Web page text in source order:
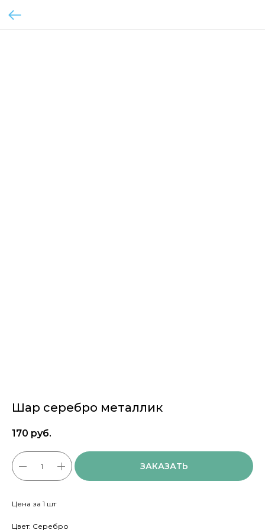
Шар серебро металлик
170 руб.
ЗАКАЗАТЬ
Цена за 1 шт
Цвет: Серебро